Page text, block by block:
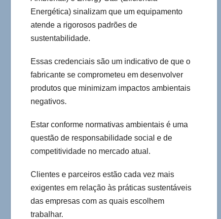
Energética) sinalizam que um equipamento
atende a rigorosos padrões de
sustentabilidade.
Essas credenciais são um indicativo de que o
fabricante se comprometeu em desenvolver
produtos que minimizam impactos ambientais
negativos.
Estar conforme normativas ambientais é uma
questão de responsabilidade social e de
competitividade no mercado atual.
Clientes e parceiros estão cada vez mais
exigentes em relação às práticas sustentáveis
das empresas com as quais escolhem
trabalhar.